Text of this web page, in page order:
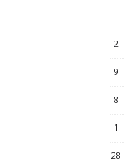
2
9
8
1
28